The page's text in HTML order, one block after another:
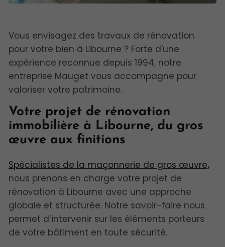
Vous envisagez des travaux de rénovation
pour votre bien à Libourne ? Forte d'une
expérience reconnue depuis 1994, notre
entreprise Mauget vous accompagne pour
valoriser votre patrimoine.
Votre projet de rénovation
immobilière à Libourne, du gros
œuvre aux finitions
Spécialistes de la maçonnerie de gros œuvre,
nous prenons en charge votre projet de
rénovation à Libourne avec une approche
globale et structurée. Notre savoir-faire nous
permet d’intervenir sur les éléments porteurs
de votre bâtiment en toute sécurité.